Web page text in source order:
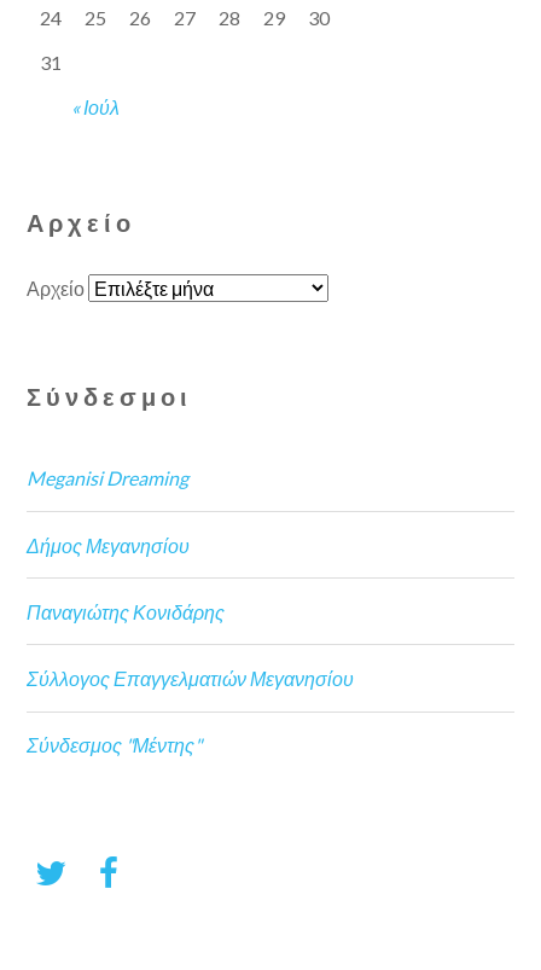
« Ιούλ
24
25 26 27 28 29
30
31
Αρχείο
Αρχείο
Σύνδεσμοι
Meganisi Dreaming
Δήμος Μεγανησίου
Παναγιώτης Κονιδάρης
Σύλλογος Επαγγελματιών Μεγανησίου
Σύνδεσμος "Μέντης"